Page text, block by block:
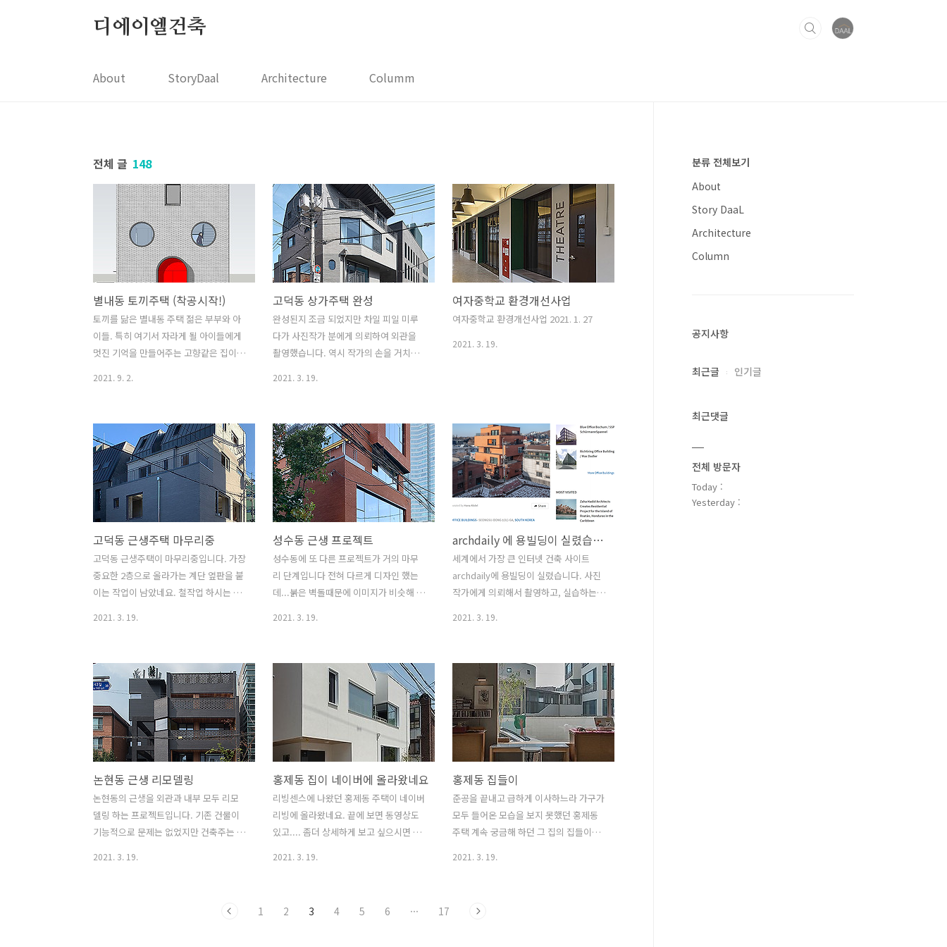
디에이엘건축
About StoryDaal Architecture Columm
전체 글 148
별내동 토끼주택 (착공시작!)
토끼를 닮은 별내동 주택 젊은 부부와 아
이들. 특히 여기서 자라게 될 아이들에게
멋진 기억을 만들어주는 고향같은 집이
2021. 9. 2.
고덕동 상가주택 완성
완성된지 조금 되었지만 차일 피일 미루
다가 사진작가 분에게 의뢰하여 외관을
촬영했습니다. 역시 작가의 손을 거치니
2021. 3. 19.
여자중학교 환경개선사업
여자중학교 환경개선사업 2021. 1. 27
2021. 3. 19.
고덕동 근생주택 마무리중
고덕동 근생주택이 마무리중입니다. 가장
중요한 2층으로 올라가는 계단 옆판을 붙
이는 작업이 남았네요. 철작업 하시는 분
2021. 3. 19.
성수동 근생 프로젝트
성수동에 또 다른 프로젝트가 거의 마무
리 단계입니다 전혀 다르게 디자인 했는
데...붉은 벽돌때문에 이미지가 비슷해 보
외부 유리를 달고 있습니다 2020. 9. 16
2021. 3. 19.
archdaily 에 용빌딩이 실렸습니다
세계에서 가장 큰 인터넷 건축 사이트
archdaily에 용빌딩이 실렸습니다. 사진
작가에게 의뢰해서 촬영하고, 실습하는
라서 그런지 연락받자 마자 프로젝트가
올라오네요. ​이제 거래도 텃으니...앞으로
도 다른 프로젝트들도 계속 소개되도록
노력해 봐야 겠습니다. ​아래 링크로 들어
가시면 볼 수있습니다. ​
https://www.archdaily.com/944308/yong-
building-daal YONG Building / DAAL
Completed in 2019 in Seongsu-dong
1(il)-ga, South Korea. Images by Bae
Jihun. This project..
2021. 3. 19.
논현동 근생 리모델링
논현동의 근생을 외관과 내부 모두 리모
델링 하는 프로젝트입니다. 기존 건물이
기능적으로 문제는 없었지만 건축주는 건
니다. 고민끝에 나온 해결책은 ....벽돌이
2021. 3. 19.
홍제동 집이 네이버에 올라왔네요
리빙센스에 나왔던 홍제동 주택이 네이버
리빙에 올라왔네요. 끝에 보면 동영상도
있고.... 좀더 상세하게 보고 싶으시면 동
인, 서울에 단독주택을 짓다(+랜선집들
2021. 3. 19.
홍제동 집들이
준공을 끝내고 급하게 이사하느라 가구가
모두 들어온 모습을 보지 못했던 홍제동
주택 계속 궁금해 하던 그 집의 집들이가
일입니다. ​건축주는 1층에 작업실 겸 카페
2021. 3. 19.
1 2 3 4 5 6 ··· 17
분류 전체보기
About
Story DaaL
Architecture
Column
공지사항
최근글 인기글
최근댓글
전체 방문자
Today :
Yesterday :